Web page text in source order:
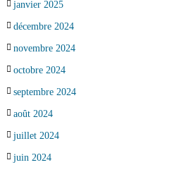
janvier 2025
décembre 2024
novembre 2024
octobre 2024
septembre 2024
août 2024
juillet 2024
juin 2024